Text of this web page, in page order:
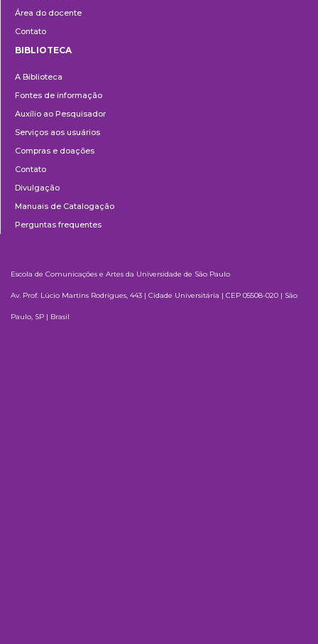
Área do docente
Contato
BIBLIOTECA
A Biblioteca
Fontes de informação
Auxílio ao Pesquisador
Serviços aos usuários
Compras e doações
Contato
Divulgação
Manuais de Catalogação
Perguntas frequentes
Escola de Comunicações e Artes da Universidade de São Paulo
Av. Prof. Lúcio Martins Rodrigues, 443 | Cidade Universitária | CEP 05508-020 | São
Paulo, SP | Brasil